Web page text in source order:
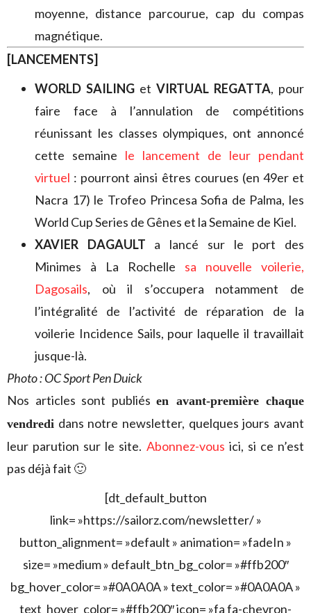
moyenne, distance parcourue, cap du compas
magnétique.
[LANCEMENTS]
WORLD SAILING et VIRTUAL REGATTA, pour
faire face à l’annulation de compétitions
réunissant les classes olympiques, ont annoncé
cette semaine le lancement de leur pendant
virtuel : pourront ainsi êtres courues (en 49er et
Nacra 17) le Trofeo Princesa Sofia de Palma, les
World Cup Series de Gênes et la Semaine de Kiel.
XAVIER DAGAULT a lancé sur le port des
Minimes à La Rochelle sa nouvelle voilerie,
Dagosails, où il s’occupera notamment de
l’intégralité de l’activité de réparation de la
voilerie Incidence Sails, pour laquelle il travaillait
jusque-là.
Photo : OC Sport Pen Duick
Nos articles sont publiés en avant-première chaque
vendredi dans notre newsletter, quelques jours avant
leur parution sur le site. Abonnez-vous ici, si ce n’est
pas déjà fait 🙂
[dt_default_button
link= »https://sailorz.com/newsletter/ »
button_alignment= »default » animation= »fadeIn »
size= »medium » default_btn_bg_color= »#ffb200″
bg_hover_color= »#0A0A0A » text_color= »#0A0A0A »
text_hover_color= »#ffb200″ icon= »fa fa-chevron-